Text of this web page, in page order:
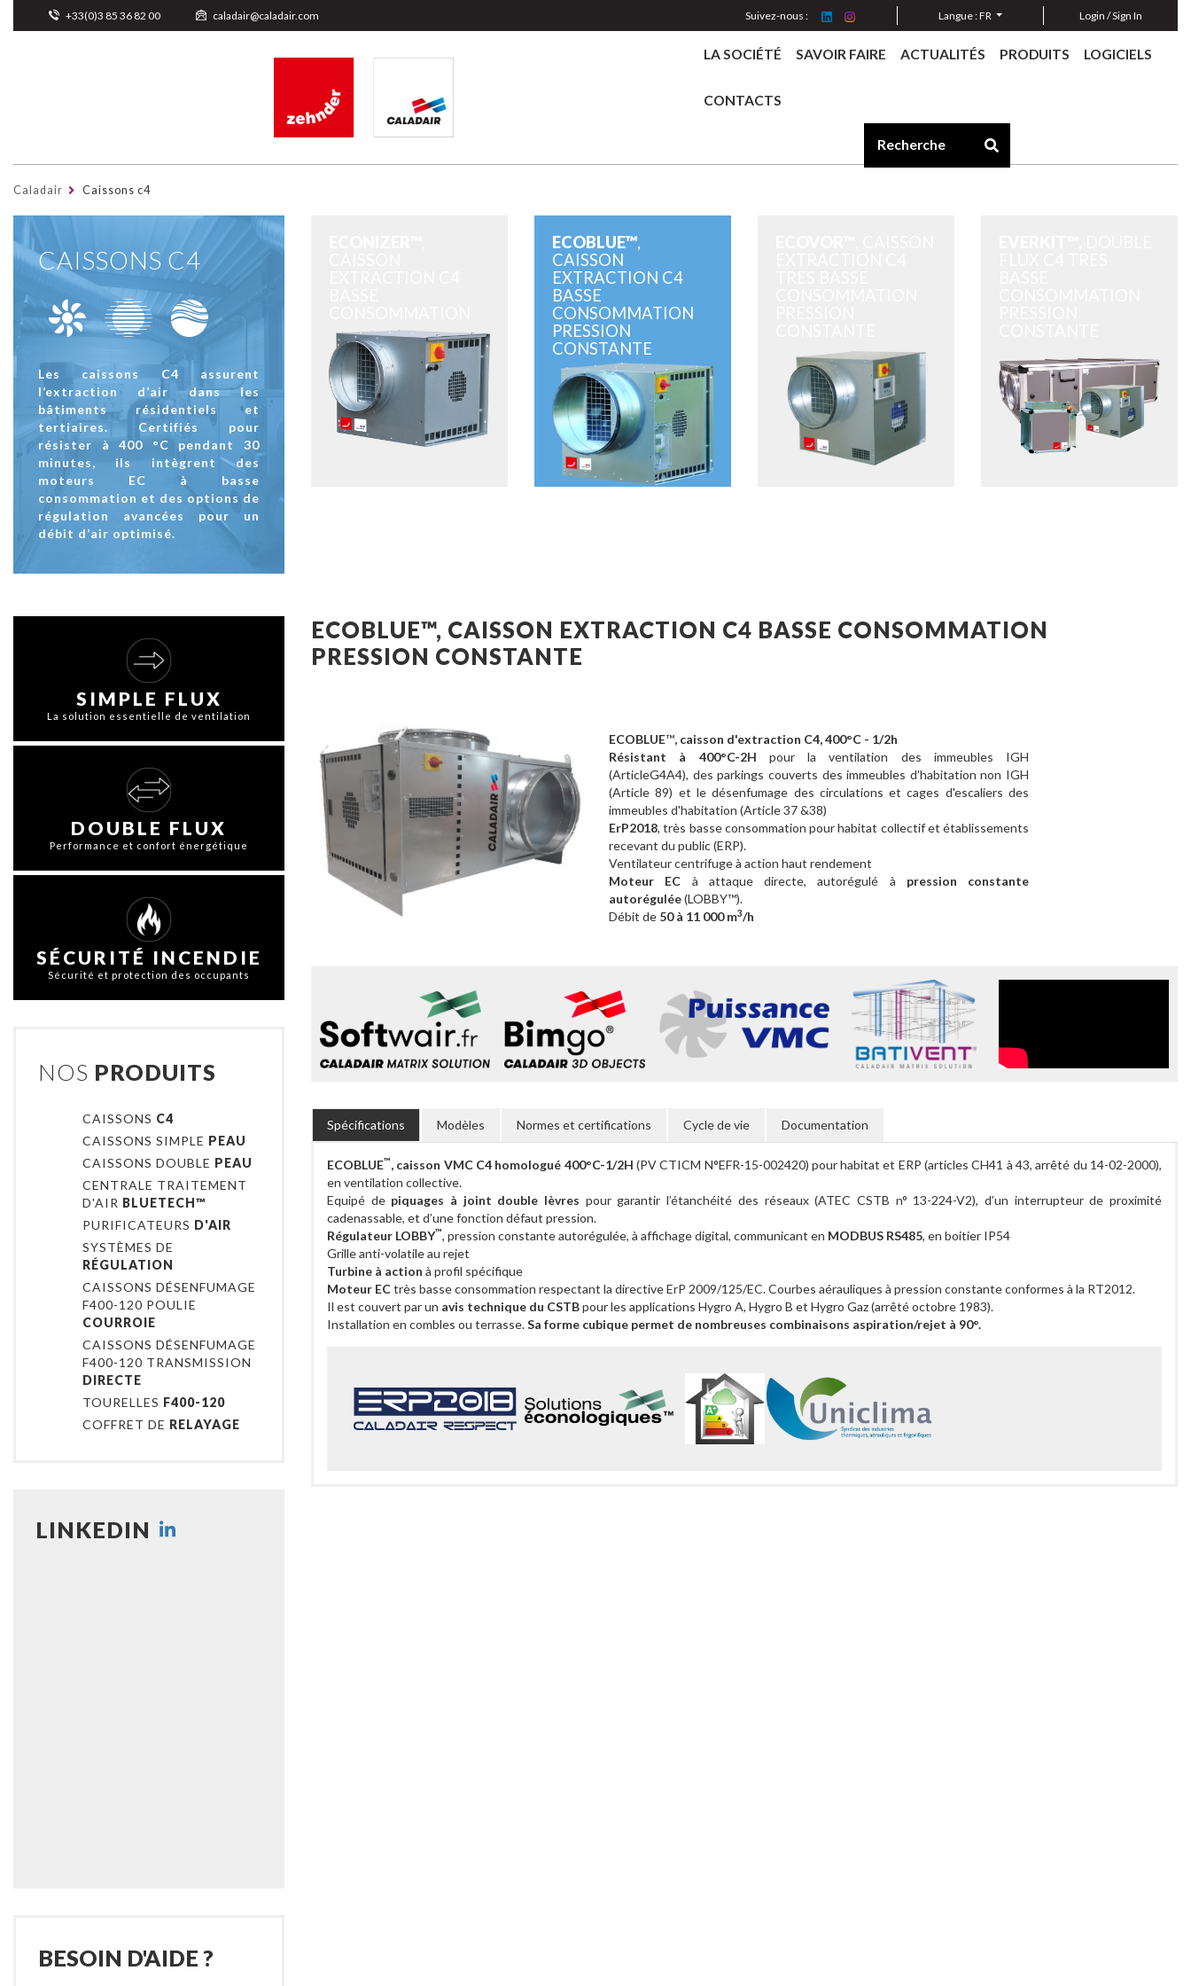
+33(0)3 85 36 82 00 caladair@caladair.com Suivez-nous : Langue :FR Login / Sign In
LA SOCIÉTÉ SAVOIR FAIRE ACTUALITÉS PRODUITS LOGICIELS
CONTACTS
Caladair Caissons c4
CAISSONS C4
Les caissons C4 assurent
l’extraction d’air dans les
bâtiments résidentiels et
tertiaires. Certifiés pour
résister à 400 °C pendant 30
minutes, ils intègrent des
moteurs EC à basse
consommation et des options de
régulation avancées pour un
débit d’air optimisé.
ECOBLUE™,
CAISSON
EXTRACTION C4
BASSE
CONSOMMATION
PRESSION
CONSTANTE
SIMPLE FLUX
La solution essentielle de ventilation
DOUBLE FLUX
Performance et confort énergétique
SÉCURITÉ INCENDIE
Sécurité et protection des occupants
NOS PRODUITS
CAISSONS C4
CAISSONS SIMPLE PEAU
CAISSONS DOUBLE PEAU
CENTRALE TRAITEMENT
D'AIR BLUETECH™
PURIFICATEURS D'AIR
SYSTÈMES DE
RÉGULATION
CAISSONS DÉSENFUMAGE
F400-120 POULIE
COURROIE
CAISSONS DÉSENFUMAGE
F400-120 TRANSMISSION
DIRECTE
TOURELLES F400-120
COFFRET DE RELAYAGE
LINKEDIN
BESOIN D'AIDE ?
ECOBLUE™, CAISSON EXTRACTION C4 BASSE CONSOMMATION
PRESSION CONSTANTE
ECOBLUE™, caisson d'extraction C4, 400°C - 1/2h
Résistant à 400°C-2H pour la ventilation des immeubles IGH
(ArticleG4A4), des parkings couverts des immeubles d'habitation non IGH
(Article 89) et le désenfumage des circulations et cages d'escaliers des
immeubles d'habitation (Article 37 &38)
ErP2018, très basse consommation pour habitat collectif et établissements
recevant du public (ERP).
Ventilateur centrifuge à action haut rendement
Moteur EC à attaque directe, autorégulé à pression constante
autorégulée(LOBBY™).
Débit de 50 à 11 000 m3/h
Spécifications Modèles Normes et certifications Cycle de vie Documentation
ECOBLUE™, caisson VMC C4 homologué 400°C-1/2H (PV CTICM N°EFR-15-002420) pour habitat et ERP (articles CH41 à 43, arrêté du 14-02-2000),
en ventilation collective.
Equipé de piquages à joint double lèvres pour garantir l’étanchéité des réseaux (ATEC CSTB n° 13-224-V2), d’un interrupteur de proximité
cadenassable, et d’une fonction défaut pression.
Régulateur LOBBY™, pression constante autorégulée, à affichage digital, communicant en MODBUS RS485, en boitier IP54
Grille anti-volatile au rejet
Turbine à action à profil spécifique
Moteur ECtrès basse consommation respectant la directive ErP 2009/125/EC. Courbes aérauliques à pression constante conformes à la RT2012.
Il est couvert par un avis technique du CSTBpour les applications Hygro A, Hygro B et Hygro Gaz (arrêté octobre 1983).
Installation en combles ou terrasse.Sa forme cubique permet de nombreuses combinaisons aspiration/rejet à 90°.
Cookies management panel